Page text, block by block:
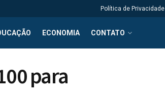
Política de Privacidade
ECONOMIA CONTATO
para